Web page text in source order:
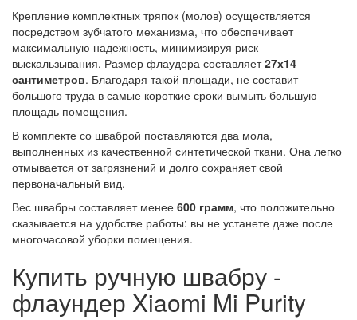
Крепление комплектных тряпок (молов) осуществляется
посредством зубчатого механизма, что обеспечивает
максимальную надежность, минимизируя риск
выскальзывания. Размер флаудера составляет27х14
сантиметров. Благодаря такой площади, не составит
большого труда в самые короткие сроки вымыть большую
площадь помещения.
В комплекте со шваброй поставляются два мола,
выполненных из качественной синтетической ткани. Она легко
отмывается от загрязнений и долго сохраняет свой
первоначальный вид.
Вес швабры составляет менее 600 грамм, что положительно
сказывается на удобстве работы: вы не устанете даже после
многочасовой уборки помещения.
Купить ручную швабру -
флаундер Xiaomi Mi Purity